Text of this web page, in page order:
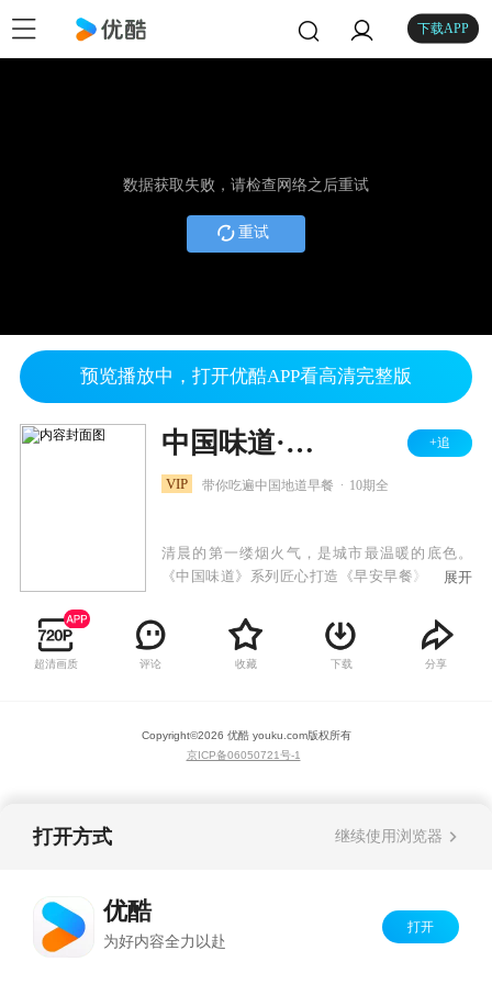
下载APP
数据获取失败，请检查网络之后重试
重试
预览播放中，打开优酷APP看高清完整版
中国味道·早安早餐 +追
VIP 带你吃遍中国地道早餐 10期全
清晨的第一缕烟火气，是城市最温暖的底色。
《中国味道》系列匠心打造《早安早餐》专辑，
与市井人生。从武汉热干面的酱香四溢，到广州
早茶的精致闲适；从天津煎饼馃子的酥脆酣畅，
到西安肉夹馍的扎实豪迈——每一份早餐背后，
展开
超清画质 评论 收藏 下载 分享
Copyright©2026 优酷 youku.com版权所有
京ICP备06050721号-1
打开方式 继续使用浏览器
优酷
为好内容全力以赴
打开